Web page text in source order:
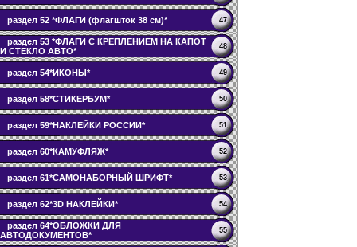
раздел 52 *ФЛАГИ (флагшток 38 см)* 47
раздел 53 *ФЛАГИ С КРЕПЛЕНИЕМ НА КАПОТ
И СТЕКЛО АВТО*
48
раздел 54*ИКОНЫ* 49
раздел 58*СТИКЕРБУМ* 50
раздел 59*НАКЛЕЙКИ РОССИИ* 51
раздел 60*КАМУФЛЯЖ* 52
раздел 61*САМОНАБОРНЫЙ ШРИФТ* 53
раздел 62*3D НАКЛЕЙКИ* 54
раздел 64*ОБЛОЖКИ ДЛЯ
АВТОДОКУМЕНТОВ*
55